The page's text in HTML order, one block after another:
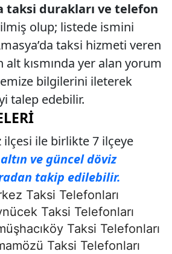
taksi durakları ve telefon
olup; listede ismini
taksi hizmeti veren
kısmında yer alan yorum
bilgilerini ileterek
talep edebilir.
ile birlikte 7 ilçeye
ve güncel döviz
takip edilebilir.
Taksi Telefonları
Taksi Telefonları
Taksi Telefonları
Taksi Telefonları